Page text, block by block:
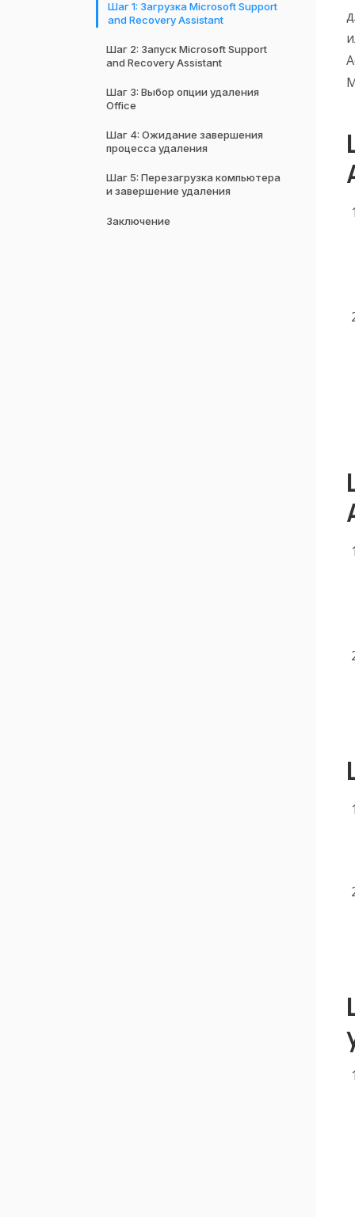
Шаг 1: Загрузка Microsoft Support
and Recovery Assistant
Шаг 2: Запуск Microsoft Support
and Recovery Assistant
Шаг 3: Выбор опции удаления
Office
Шаг 4: Ожидание завершения
процесса удаления
Шаг 5: Перезагрузка компьютера
и завершение удаления
Заключение